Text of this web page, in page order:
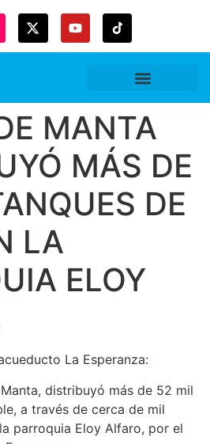
MANTA
MÁS DE
DE
LA
ELOY
La Esperanza:
distribuyó más de 52 mil
a través de cerca de mil
parroquia Eloy Alfaro, por el